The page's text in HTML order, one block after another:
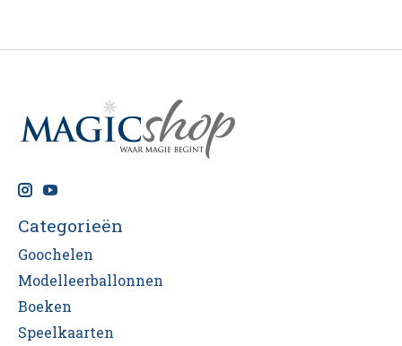
Categorieën
Goochelen
Modelleerballonnen
Boeken
Speelkaarten